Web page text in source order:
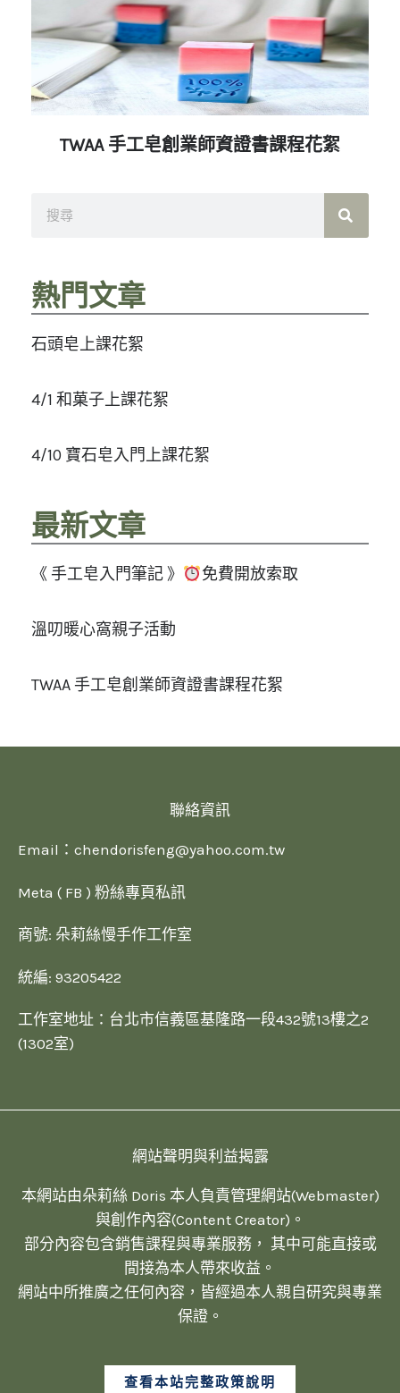
TWAA 手工皂創業師資證書課程花絮
熱門文章
石頭皂上課花絮
4/1 和菓子上課花絮
4/10 寶石皂入門上課花絮
最新文章
《 手工皂入門筆記 》 免費開放索取
溫叨暖心窩親子活動
TWAA 手工皂創業師資證書課程花絮
聯絡資訊
Email： chendorisfeng@yahoo.com.tw
Meta ( FB ) 粉絲專頁私訊
商號: 朵莉絲慢手作工作室
統編: 93205422
工作室地址：台北市信義區基隆路一段432號13樓之2
(1302室)
網站聲明與利益揭露
本網站由朵莉絲 Doris 本人負責管理網站(Webmaster)
與創作內容(Content Creator)。
部分內容包含銷售課程與專業服務， 其中可能直接或
間接為本人帶來收益。
網站中所推廣之任何內容，皆經過本人親自研究與專業
保證。
查看本站完整政策說明